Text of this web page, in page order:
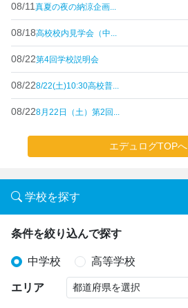
08/11 真夏の夜の納涼企画...
08/18高校校内見学会（中...
08/22第4回学校説明会
08/228/22(土)10:30高校普...
08/228月22日（土）第2回...
エデュログTOPへ
学校を探す
条件を絞り込んで探す
中学校 高等学校
エリア